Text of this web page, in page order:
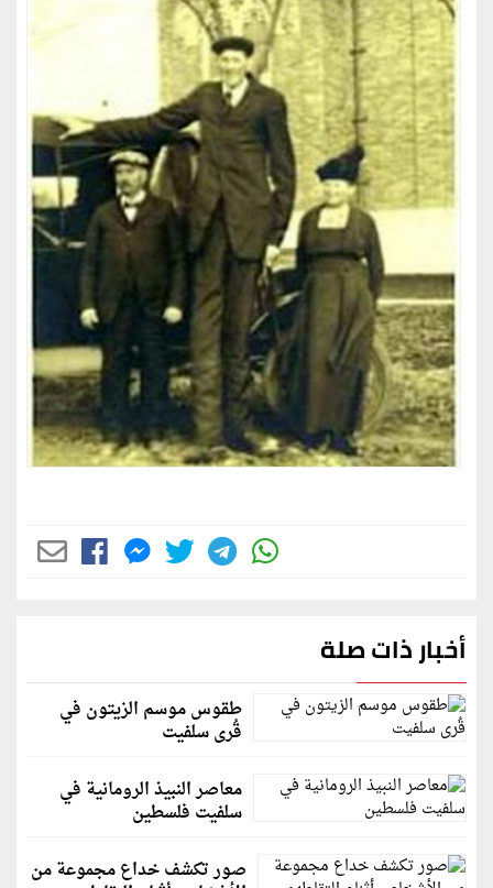
أخبار ذات صلة
طقوس موسم الزيتون في
قُرى سلفيت
معاصر النبيذ الرومانية في
سلفيت فلسطين
صور تكشف خداع مجموعة من